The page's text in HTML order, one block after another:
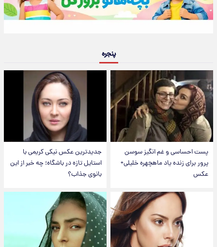
پنجره
پست احساسی و غم انگیز سوسن
پرور برای زنده یاد ماهچهره خلیلی+
عکس
جدیدترین عکس نیکی کریمی با
استایل تازه در باشگاه؛ چه خبر از این
بانوی جذاب؟